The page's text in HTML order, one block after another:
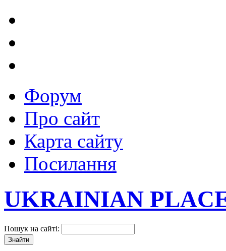
Форум
Про сайт
Карта сайту
Посилання
UKRAINIAN
Пошук на сайті: